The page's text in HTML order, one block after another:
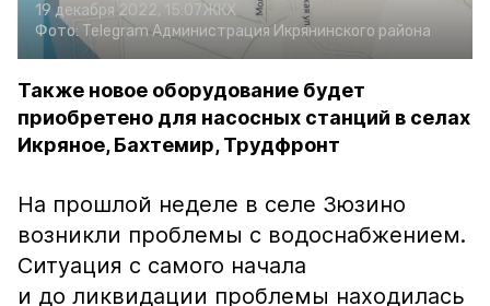
19 декабря 2022, 15:07ЖКХ
Фото: Telegram Администрация Икрянинского района
Также новое оборудование будет
приобретено для насосных станций в селах
Икряное, Бахтемир, Трудфронт
На прошлой неделе в селе Зюзино
возникли проблемы с водоснабжением.
Ситуация с самого начала
и до ликвидации проблемы находилась